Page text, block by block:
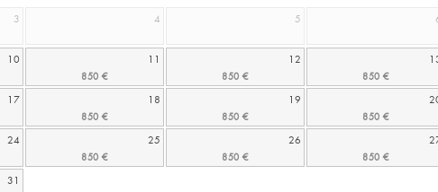
3 4 5
10 11 12
17 18 19
24 25 26
31